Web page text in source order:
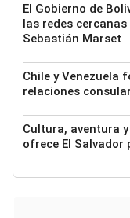
El Gobierno de
las redes
Sebastián Marset
Chile y Venezuela
relaciones
Cultura, aventura
ofrece El